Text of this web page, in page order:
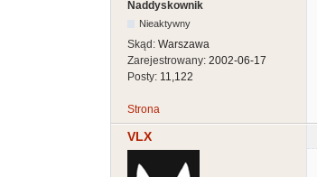
Naddyskownik
Nieaktywny
Skąd: Warszawa
Zarejestrowany: 2002-06-17
Posty: 11,122
Strona
VLX